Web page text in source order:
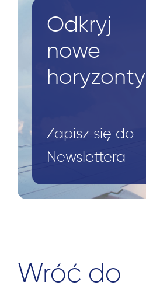
Odkryj
nowe
horyzonty
Zapisz się do
Newslettera
Wróć do